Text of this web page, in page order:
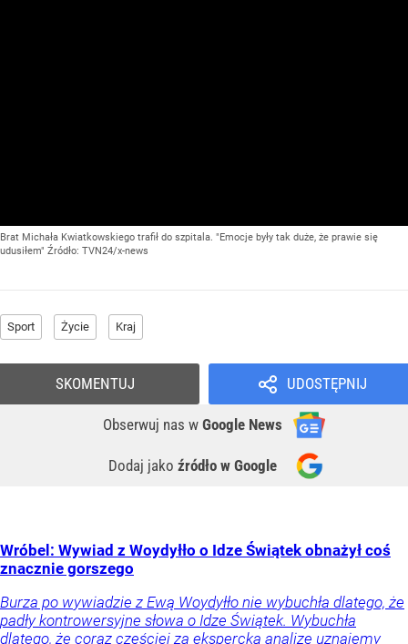
Brat Michała Kwiatkowskiego trafił do szpitala. "Emocje były tak duże, że prawie się
udusiłem" Źródło: TVN24/x-news
Sport Życie Kraj
UDOSTĘPNIJ
Obserwuj nas w Google News
Dodaj jako źródło w Google
SKOMENTUJ
Wróbel: Wywiad z Woydyłło o Idze Świątek obnażył coś
znacznie gorszego
Burza po wywiadzie z Ewą Woydyłło nie wybuchła dlatego, że
padły kontrowersyjne słowa o Idze Świątek. Wybuchła
dlatego, że coraz częściej za ekspercką analizę uznajemy